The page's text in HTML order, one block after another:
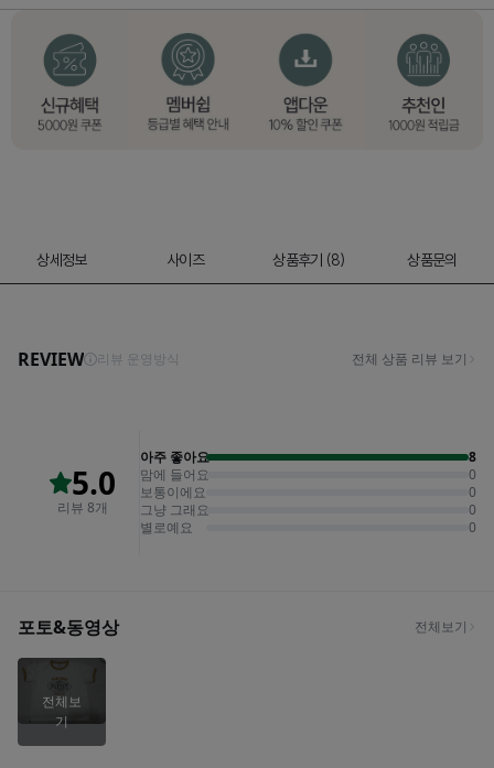
상세정보 사이즈 상품후기 (8) 상품문의